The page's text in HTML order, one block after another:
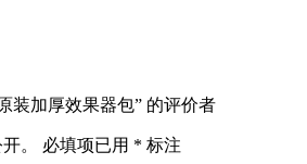
装加厚效果器包” 的评价者
。 必填项已用 * 标注